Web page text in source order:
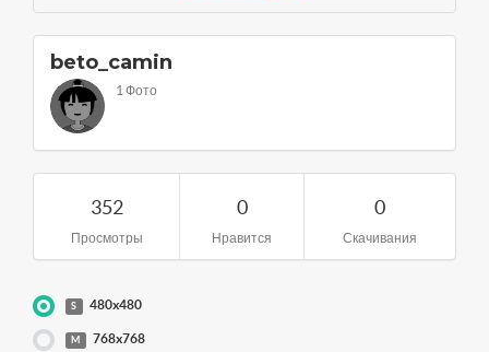
beto_camin
1 Фото
352
Просмотры
0
Нравится
0
Скачивания
S 480x480
M 768x768